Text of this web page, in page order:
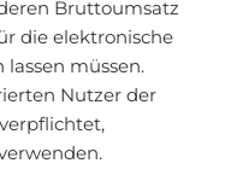
Bruttoumsatz
die elektronische
müssen.
Nutzer der